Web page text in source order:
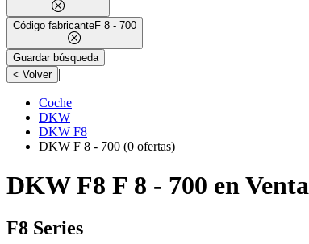
Código fabricanteF 8 - 700
Guardar búsqueda
< Volver |
Coche
DKW
DKW F8
DKW F 8 - 700 (0 ofertas)
DKW F8 F 8 - 700 en Venta
F8 Series